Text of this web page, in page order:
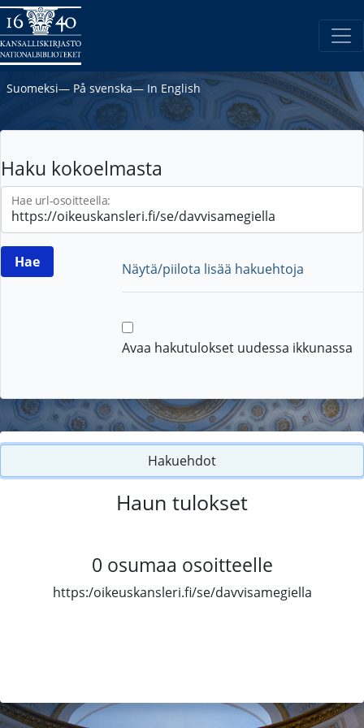
Suomeksi― På svenska― In English
Haku kokoelmasta
Hae url-osoitteella:
Näytä/piilota lisää hakuehtoja
Avaa hakutulokset uudessa ikkunassa
Hakuehdot
Haun tulokset
0 osumaa osoitteelle
https:/oikeuskansleri.fi/se/davvisamegiella